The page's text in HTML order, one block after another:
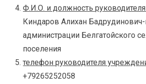
Ф.И.О. и должность
Киндаров Алихан Бадрудинович-
администрации Белгатойского
поселения
телефон руководителя
+79265252058